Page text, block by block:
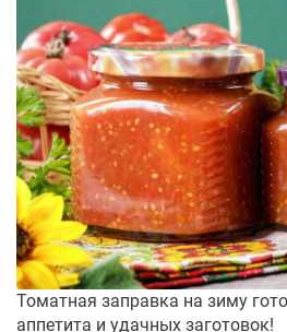
Томатная заправка на зиму
аппетита и удачных заготовок!